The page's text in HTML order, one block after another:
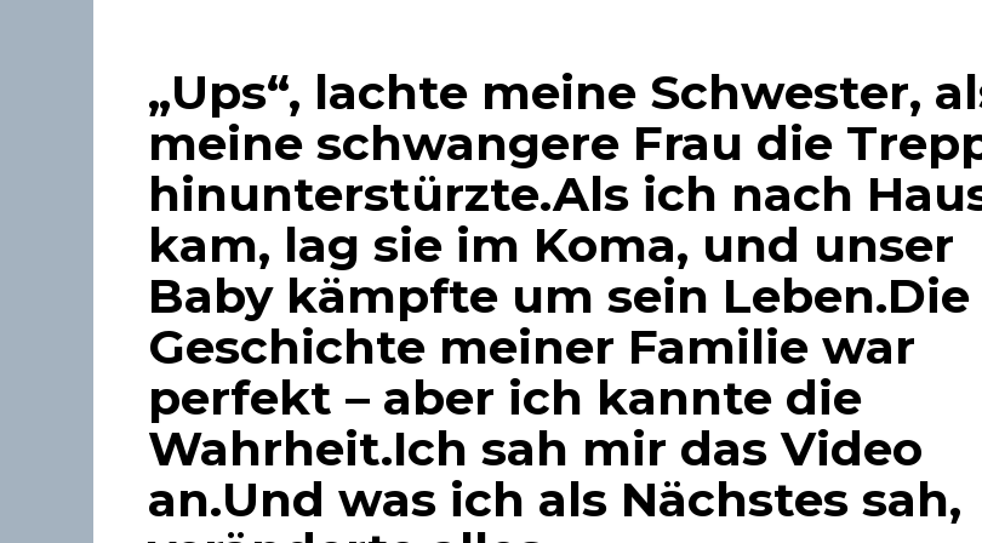
„Ups“, lachte meine Schwester,
meine schwangere Frau die
hinunterstürzte.Als ich nach
kam, lag sie im Koma, und unser
Baby kämpfte um sein Leben.Die
Geschichte meiner Familie war
perfekt – aber ich kannte die
Wahrheit.Ich sah mir das Video
an.Und was ich als Nächstes sah,